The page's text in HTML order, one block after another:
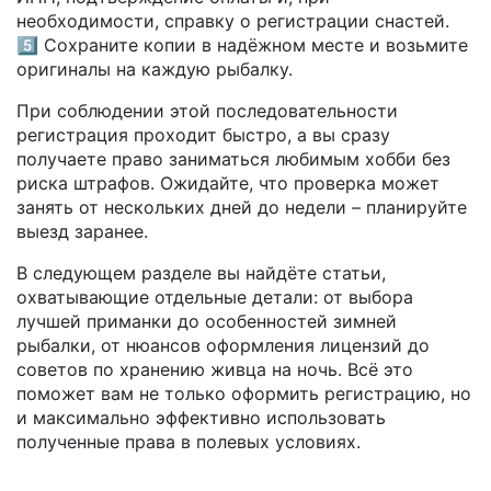
необходимости, справку о регистрации снастей.
5️⃣ Сохраните копии в надёжном месте и возьмите
оригиналы на каждую рыбалку.
При соблюдении этой последовательности
регистрация проходит быстро, а вы сразу
получаете право заниматься любимым хобби без
риска штрафов. Ожидайте, что проверка может
занять от нескольких дней до недели – планируйте
выезд заранее.
В следующем разделе вы найдёте статьи,
охватывающие отдельные детали: от выбора
лучшей приманки до особенностей зимней
рыбалки, от нюансов оформления лицензий до
советов по хранению живца на ночь. Всё это
поможет вам не только оформить регистрацию, но
и максимально эффективно использовать
полученные права в полевых условиях.